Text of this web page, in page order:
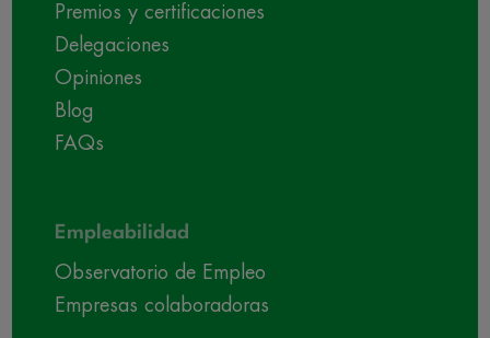
Premios y certificaciones
Delegaciones
Opiniones
Blog
FAQs
Empleabilidad
Observatorio de Empleo
Empresas colaboradoras